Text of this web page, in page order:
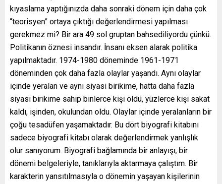
kıyaslama yaptığınızda daha sonraki dönem için daha çok
“teorisyen” ortaya çıktığı değerlendirmesi yapılması
gerekmez mi? Bir ara 49 sol gruptan bahsediliyordu çünkü.
Politikanın öznesi insandır. İnsanı eksen alarak politika
yapılmaktadır. 1974-1980 döneminde 1961-1971
döneminden çok daha fazla olaylar yaşandı. Aynı olaylar
içinde yeralan ve aynı siyasi birikime, hatta daha fazla
siyasi birikime sahip binlerce kişi öldü, yüzlerce kişi sakat
kaldı, işinden, okulundan oldu. Olaylar içinde yeralanların bir
çoğu tesadüfen yaşamaktadır. Bu dört biyografi kitabını
sadece biyografi kitabı olarak değerlendirmek yanlışlık
olur sanıyorum. Biyografi bağlamında bir anlayışı, bir
dönemi belgeleriyle, tanıklarıyla aktarmaya çalıştım. Bir
karakterin yansıtılmasıyla o dönemin yaşayan kişilerinin